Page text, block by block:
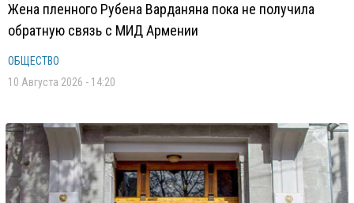
Жена пленного Рубена Варданяна пока не получила
обратную связь с МИД Армении
ОБЩЕСТВО
10 Августа 2026 - 14:20